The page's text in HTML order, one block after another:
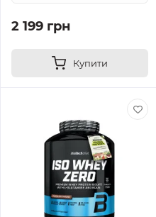
2 199 грн
Купити